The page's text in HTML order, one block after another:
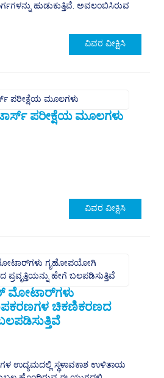
ಹುಡುಕುತ್ತಿವೆ. ಅವಲಂಬಿಸಿರುವ
ವಿವರ ವೀಕ್ಷಿಸಿ
ಪರೀಕ್ಷೆಯ ಮೂಲಗಳು
ವಿವರ ವೀಕ್ಷಿಸಿ
ಮೋಟಾರ್‌ಗಳು
ಚಿಕಣಿಕರಣದ
ಉದ್ಯಮದಲ್ಲಿ ಸ್ಥಳಾವಕಾಶ ಉಳಿತಾಯ